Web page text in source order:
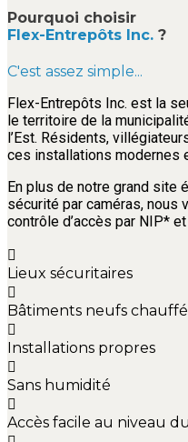
Pourquoi choisir
Flex-Entrepôts Inc. ?
C'est assez simple...
Flex-Entrepôts Inc. est la
le territoire de la
l’Est. Résidents,
ces installations modernes
En plus de notre grand site
sécurité par caméras, nous
contrôle d’accès par NIP*
Lieux sécuritaires
Bâtiments neufs
Installations propres
Sans humidité
Accès facile au niveau du